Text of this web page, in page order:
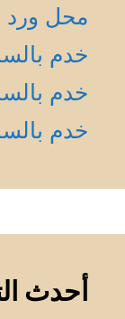
محل
خدم
خدم
خدم
أحدث